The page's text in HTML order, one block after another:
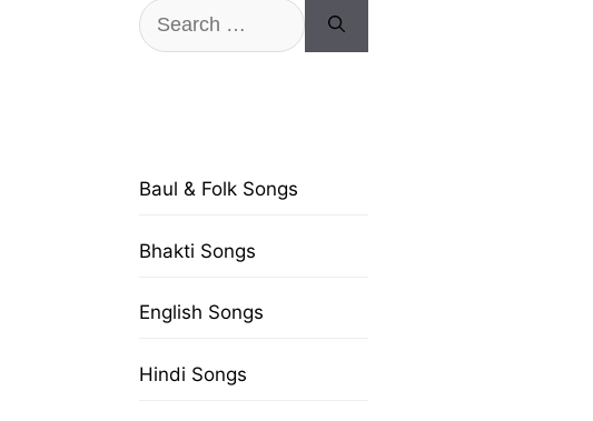
Search
for:
Baul & Folk Songs
Bhakti Songs
English Songs
Hindi Songs